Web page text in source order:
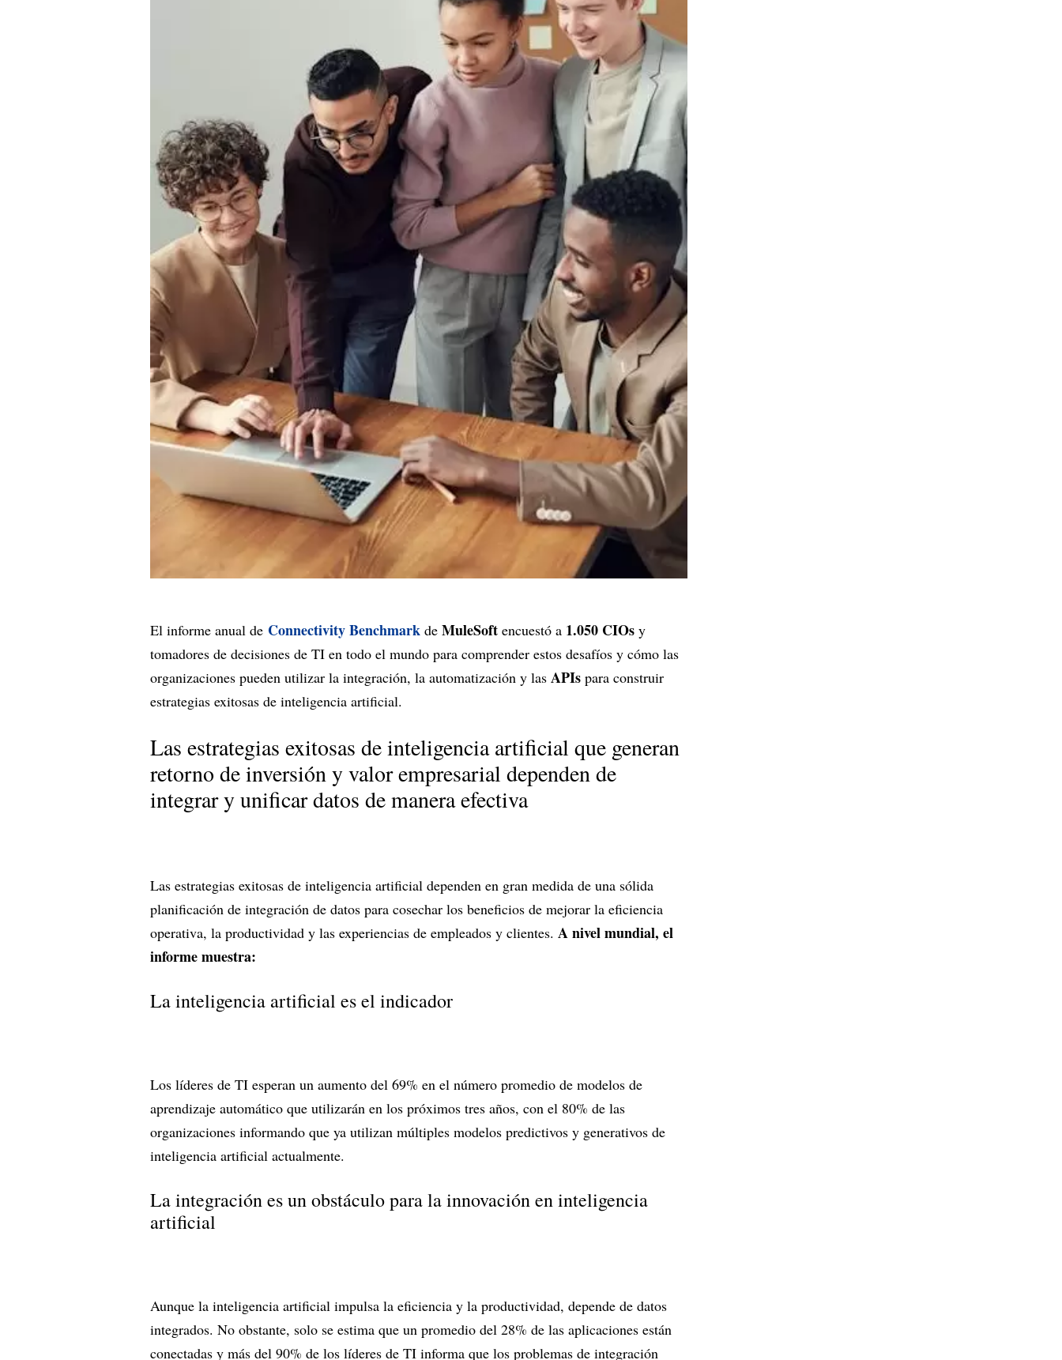
El informe anual de Connectivity Benchmark de MuleSoft encuestó a 1.050 CIOs y
tomadores de decisiones de TI en todo el mundo para comprender estos desafíos y cómo las
organizaciones pueden utilizar la integración, la automatización y las APIs para construir
estrategias exitosas de inteligencia artificial.
Las estrategias exitosas de inteligencia artificial que generan
retorno de inversión y valor empresarial dependen de
integrar y unificar datos de manera efectiva
Las estrategias exitosas de inteligencia artificial dependen en gran medida de una sólida
planificación de integración de datos para cosechar los beneficios de mejorar la eficiencia
operativa, la productividad y las experiencias de empleados y clientes. A nivel mundial, el
informe muestra:
La inteligencia artificial es el indicador
Los líderes de TI esperan un aumento del 69% en el número promedio de modelos de
aprendizaje automático que utilizarán en los próximos tres años, con el 80% de las
organizaciones informando que ya utilizan múltiples modelos predictivos y generativos de
inteligencia artificial actualmente.
La integración es un obstáculo para la innovación en inteligencia
artificial
Aunque la inteligencia artificial impulsa la eficiencia y la productividad, depende de datos
integrados. No obstante, solo se estima que un promedio del 28% de las aplicaciones están
conectadas y más del 90% de los líderes de TI informa que los problemas de integración